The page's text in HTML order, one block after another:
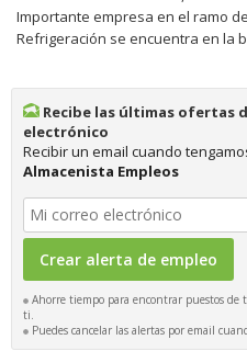
Importante empresa en el ramo
Refrigeración se encuentra en la
Recibe las últimas ofertas
electrónico
Recibir un email cuando
Almacenista Empleos
Ahorre tiempo para encontrar puestos de
ti.
Puedes cancelar las alertas por email